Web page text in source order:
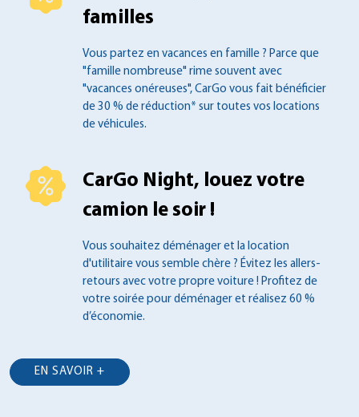
familles
Vous partez en vacances en famille ? Parce que
"famille nombreuse" rime souvent avec
"vacances onéreuses", CarGo vous fait bénéficier
de 30 % de réduction* sur toutes vos locations
de véhicules.
CarGo Night, louez votre
camion le soir !
Vous souhaitez déménager et la location
d'utilitaire vous semble chère ? Évitez les allers-
retours avec votre propre voiture ! Profitez de
votre soirée pour déménager et réalisez 60 %
d’économie.
EN SAVOIR +